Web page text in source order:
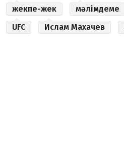
жекпе-жек мәлімдеме
UFC
Ислам Махачев